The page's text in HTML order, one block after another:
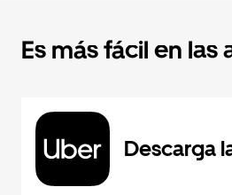
Es más fácil en las
Descarga